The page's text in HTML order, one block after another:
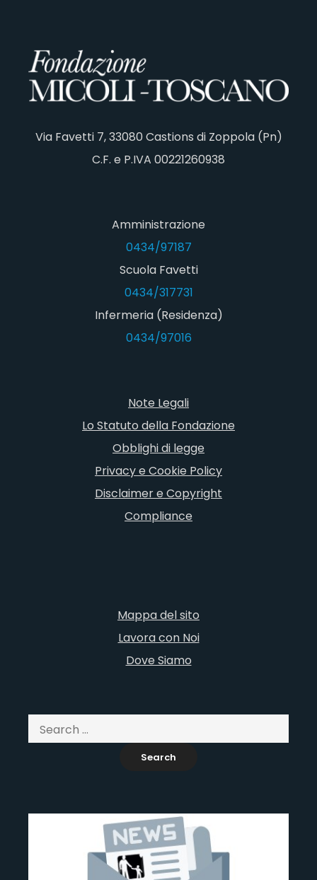
Via Favetti 7, 33080 Castions di Zoppola (Pn)
C.F. e P.IVA 00221260938
Amministrazione
0434/97187
Scuola Favetti
0434/317731
Infermeria (Residenza)
0434/97016
Note Legali
Lo Statuto della Fondazione
Obblighi di legge
Privacy e Cookie Policy
Disclaimer e Copyright
Compliance
Mappa del sito
Lavora con Noi
Dove Siamo